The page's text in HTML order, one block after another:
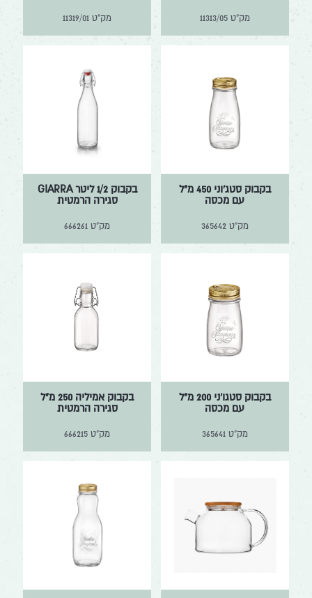
מק"ט11313/05 מק"ט 11319/01
בקבוק סטג'וני 450 מ"ל
עם מכסה
מק"ט365642
בקבוק 1/2 ליטר GIARRA
סגירה הרמטית
מק"ט 666261
בקבוק סטגו'ני 200 מ"ל
עם מכסה
מק"ט365641
בקבוק אמיליה 250 מ"ל
סגירה הרמטית
מק"ט 666215